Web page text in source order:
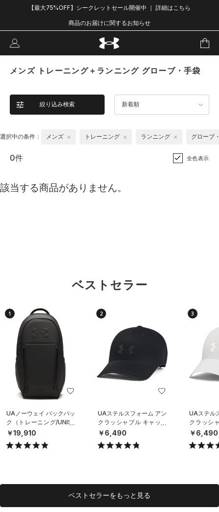
【最大75%OFF】シークレットセール開催中 ｜ 詳細はこちら
商品のお届けに関するお知らせ
メンズ トレーニング＋ランニング グローブ・手袋
絞り込み検索 新着順
選択中の条件： メンズ トレーニング ランニング グローブ
0件 全色表示
該当する商品がありません。
ベストセラー
1
UAノーウェイ バックパッ
ク（トレーニング/UNISE
X）
￥19,910
2
UAステルスフォーム アン
クラッシャブル キャップ
（ライフスタイル/UNISE
￥6,490
3
UAステル
クラッシ
（ライフ
￥6,490
ベストセラーをもっと見る